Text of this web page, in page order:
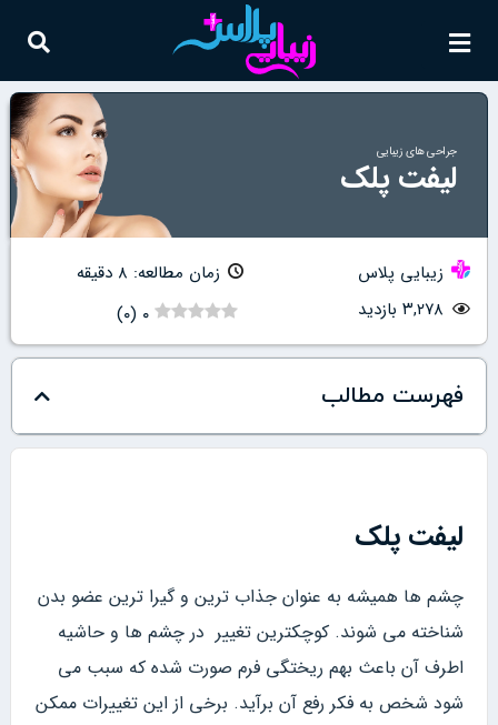
جراحی های زیبایی
لیفت پلک
زیبایی پلاس
زمان مطالعه: ۸ دقیقه
۳,۲۷۸ بازدید
۰ (۰)
فهرست مطالب
لیفت پلک
چشم ها همیشه به عنوان جذاب ترین و گیرا ترین عضو بدن
شناخته می شوند. کوچکترین تغییر در چشم ها و حاشیه
اطرف آن باعث بهم ریختگی فرم صورت شده که سبب می
شود شخص به فکر رفع آن برآید. برخی از این تغییرات ممکن